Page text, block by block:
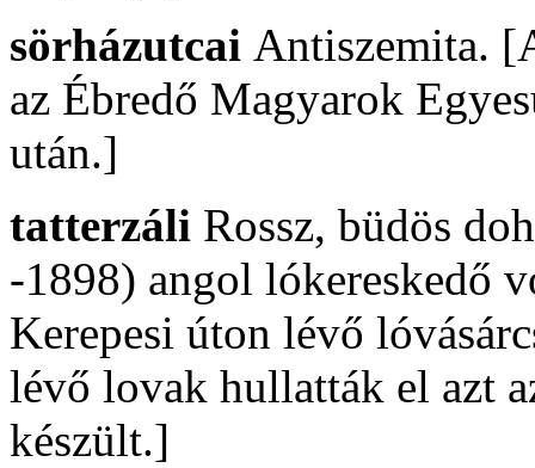
sörházutcai Antiszemita.
az Ébredő Magyarok
után.]
tatterzáli Rossz, büdös
-1898) angol lókereskedő
Kerepesi úton lévő
lévő lovak hullatták el azt
készült.]